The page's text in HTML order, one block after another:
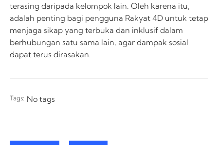
terasing daripada kelompok lain. Oleh karena itu,
adalah penting bagi pengguna Rakyat 4D untuk tetap
menjaga sikap yang terbuka dan inklusif dalam
berhubungan satu sama lain, agar dampak sosial
dapat terus dirasakan.
Tags: No tags